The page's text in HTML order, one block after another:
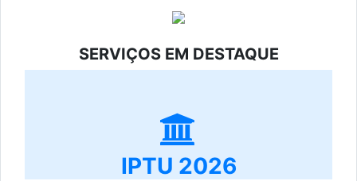
SERVIÇOS EM DESTAQUE
IPTU 2026